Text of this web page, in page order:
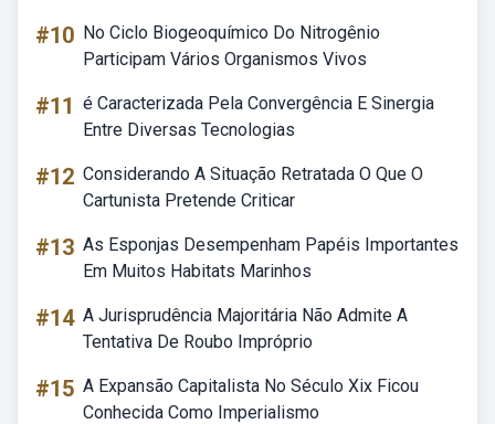
#10 No Ciclo Biogeoquímico Do Nitrogênio
Participam Vários Organismos Vivos
#11 é Caracterizada Pela Convergência E Sinergia
Entre Diversas Tecnologias
#12 Considerando A Situação Retratada O Que O
Cartunista Pretende Criticar
#13 As Esponjas Desempenham Papéis Importantes
Em Muitos Habitats Marinhos
#14 A Jurisprudência Majoritária Não Admite A
Tentativa De Roubo Impróprio
#15 A Expansão Capitalista No Século Xix Ficou
Conhecida Como Imperialismo